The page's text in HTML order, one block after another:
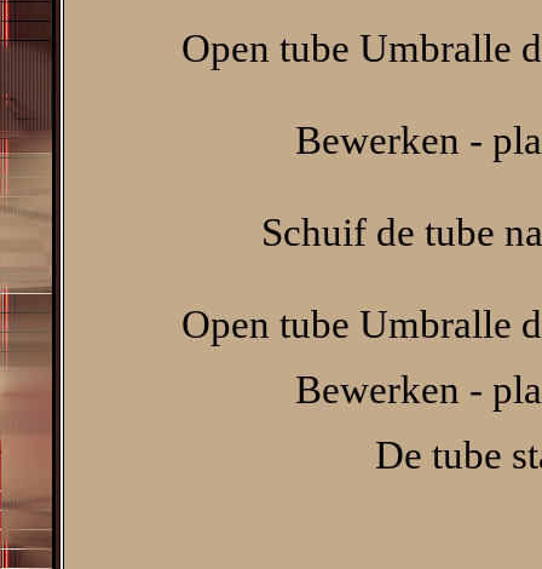
Open tube Umbralle
Bewerken -
Schuif de tube
Open tube Umbralle
Bewerken -
De tube